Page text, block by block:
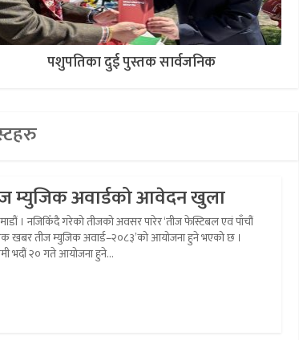
पशुपतिका दुई पुस्तक सार्वजनिक
म्युजिक अवार्डको आवेदन खुला
। नजिकिँदै गरेको तीजको अवसर पारेर ‘तीज फेस्टिबल एवं पाँचौं
खबर तीज म्युजिक अवार्ड–२०८३’को आयोजना हुने भएको छ ।
भदौं २० गते आयोजना हुने...